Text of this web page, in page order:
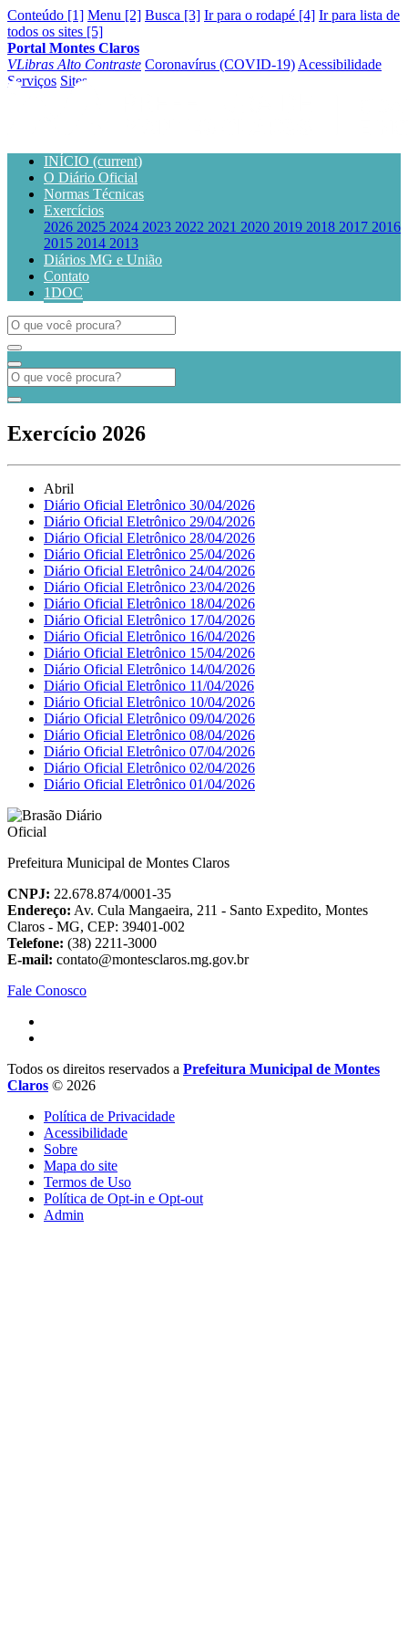
Conteúdo [1] Menu [2] Busca [3] Ir para o rodapé [4] Ir para lista de
todos os sites [5]
Portal Montes Claros
VLibras Alto Contraste Coronavírus (COVID-19) Acessibilidade
Serviços Sites
INÍCIO (current)
O Diário Oficial
Normas Técnicas
Exercícios
2026 2025 2024 2023 2022 2021 2020 2019 2018 2017 2016
2015 2014 2013
Diários MG e União
Contato
1DOC
Exercício 2026
Abril
Diário Oficial Eletrônico 30/04/2026
Diário Oficial Eletrônico 29/04/2026
Diário Oficial Eletrônico 28/04/2026
Diário Oficial Eletrônico 25/04/2026
Diário Oficial Eletrônico 24/04/2026
Diário Oficial Eletrônico 23/04/2026
Diário Oficial Eletrônico 18/04/2026
Diário Oficial Eletrônico 17/04/2026
Diário Oficial Eletrônico 16/04/2026
Diário Oficial Eletrônico 15/04/2026
Diário Oficial Eletrônico 14/04/2026
Diário Oficial Eletrônico 11/04/2026
Diário Oficial Eletrônico 10/04/2026
Diário Oficial Eletrônico 09/04/2026
Diário Oficial Eletrônico 08/04/2026
Diário Oficial Eletrônico 07/04/2026
Diário Oficial Eletrônico 02/04/2026
Diário Oficial Eletrônico 01/04/2026
Prefeitura Municipal de Montes Claros
CNPJ: 22.678.874/0001-35
Endereço: Av. Cula Mangaeira, 211 - Santo Expedito, Montes
Claros - MG, CEP: 39401-002
Telefone: (38) 2211-3000
E-mail: contato@montesclaros.mg.gov.br
Fale Conosco
Todos os direitos reservados a Prefeitura Municipal de Montes
Claros © 2026
Política de Privacidade
Acessibilidade
Sobre
Mapa do site
Termos de Uso
Política de Opt-in e Opt-out
Admin